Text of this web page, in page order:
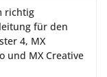
richtig
für den
4, MX
und MX Creative